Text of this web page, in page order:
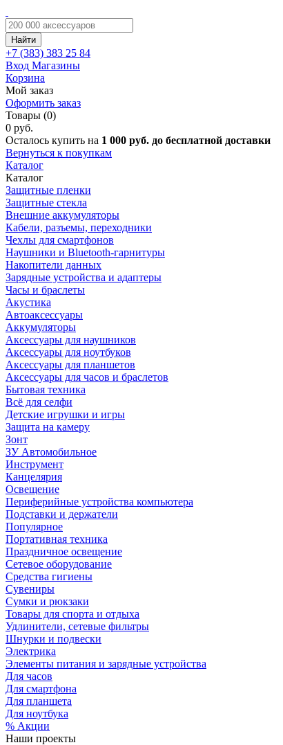
Найти
+7 (383) 383 25 84
Вход Магазины
Корзина
Мой заказ
Оформить заказ
Товары (0)
0 руб.
Осталось купить на 1 000 руб. до бесплатной доставки
Вернуться к покупкам
Каталог
Каталог
Защитные пленки
Защитные стекла
Внешние аккумуляторы
Кабели, разъемы, переходники
Чехлы для смартфонов
Наушники и Bluetooth-гарнитуры
Накопители данных
Зарядные устройства и адаптеры
Часы и браслеты
Акустика
Автоаксессуары
Аккумуляторы
Аксессуары для наушников
Аксессуары для ноутбуков
Аксессуары для планшетов
Аксессуары для часов и браслетов
Бытовая техника
Всё для селфи
Детские игрушки и игры
Защита на камеру
Зонт
ЗУ Автомобильное
Инструмент
Канцелярия
Освещение
Периферийные устройства компьютера
Подставки и держатели
Популярное
Портативная техника
Праздничное освещение
Сетевое оборудование
Средства гигиены
Сувениры
Сумки и рюкзаки
Товары для спорта и отдыха
Удлинители, сетевые фильтры
Шнурки и подвески
Электрика
Элементы питания и зарядные устройства
Для часов
Для смартфона
Для планшета
Для ноутбука
% Акции
Наши проекты